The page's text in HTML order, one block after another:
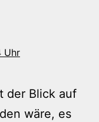
Uhr
der Blick auf
wäre, es